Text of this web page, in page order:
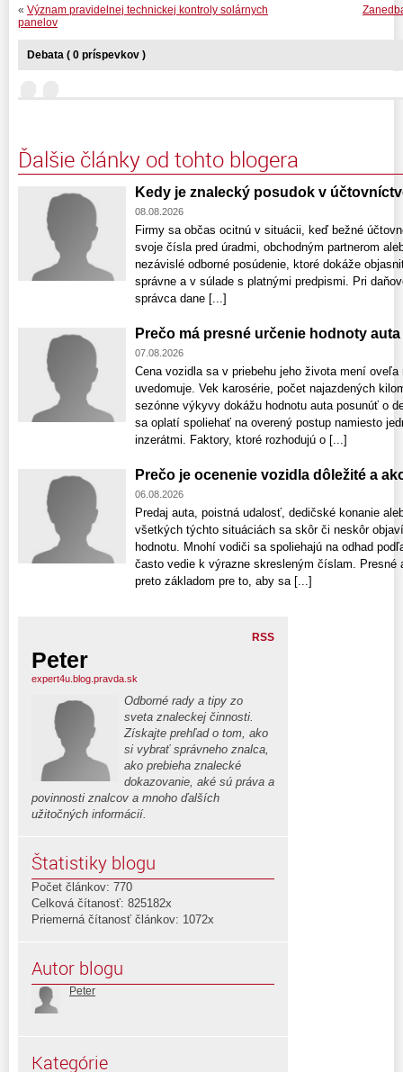
« Význam pravidelnej technickej kontroly solárnych
panelov
Debata ( 0 príspevkov )
Ďalšie články od tohto blogera
Kedy je znalecký posudok v
08.08.2026
Firmy sa občas ocitnú v situácii, keď bežné
svoje čísla pred úradmi, obchodným partnerom
nezávislé odborné posúdenie, ktoré dokáže
správne a v súlade s platnými predpismi. Pri
správca dane [...]
Prečo má presné určenie hodnoty
07.08.2026
Cena vozidla sa v priebehu jeho života mení
uvedomuje. Vek karosérie, počet najazdených
sezónne výkyvy dokážu hodnotu auta posunúť o
sa oplatí spoliehať na overený postup namiesto
inzerátmi. Faktory, ktoré rozhodujú o [...]
Prečo je ocenenie vozidla dôležité a
06.08.2026
Predaj auta, poistná udalosť, dedičské konanie
všetkých týchto situáciách sa skôr či neskôr
hodnotu. Mnohí vodiči sa spoliehajú na odhad
často vedie k výrazne skresleným číslam. Presné
preto základom pre to, aby sa [...]
RSS
Peter
expert4u.blog.pravda.sk
Odborné rady a tipy zo
sveta znaleckej činnosti.
Získajte prehľad o tom, ako
si vybrať správneho znalca,
ako prebieha znalecké
dokazovanie, aké sú práva a
povinnosti znalcov a mnoho ďalších
užitočných informácií.
Štatistiky blogu
Počet článkov: 770
Celková čítanosť: 825182x
Priemerná čítanosť článkov: 1072x
Autor blogu
Peter
Kategórie